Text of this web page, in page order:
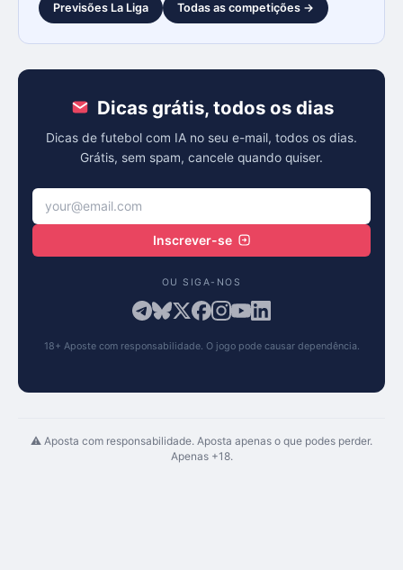
Previsões La Liga Todas as competições →
Dicas grátis, todos os dias
Dicas de futebol com IA no seu e-mail, todos os dias.
Grátis, sem spam, cancele quando quiser.
Inscrever-se
OU SIGA-NOS
18+ Aposte com responsabilidade. O jogo pode causar dependência.
⚠ Aposta com responsabilidade. Aposta apenas o que podes perder.
Apenas +18.